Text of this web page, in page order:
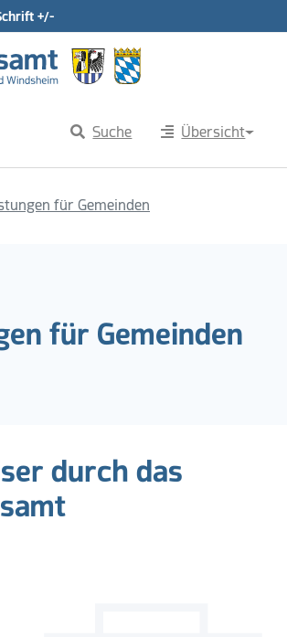
springen
springen
+/-
Suche Übersicht
für Gemeinden
für Gemeinden
durch das